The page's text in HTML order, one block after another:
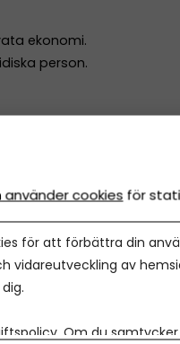
ekonomi.
person.
och prognoser, men
lån kan de kräva
Därför kan det
för att få fler
cookies för
för att förbättra din
vidareutveckling av
. Om du